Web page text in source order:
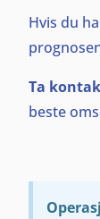
Hvis du
Ta
beste